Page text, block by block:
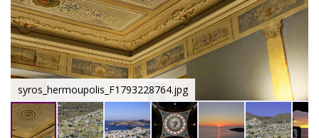
CN
syros_hermoupolis_F1793228764.jpg